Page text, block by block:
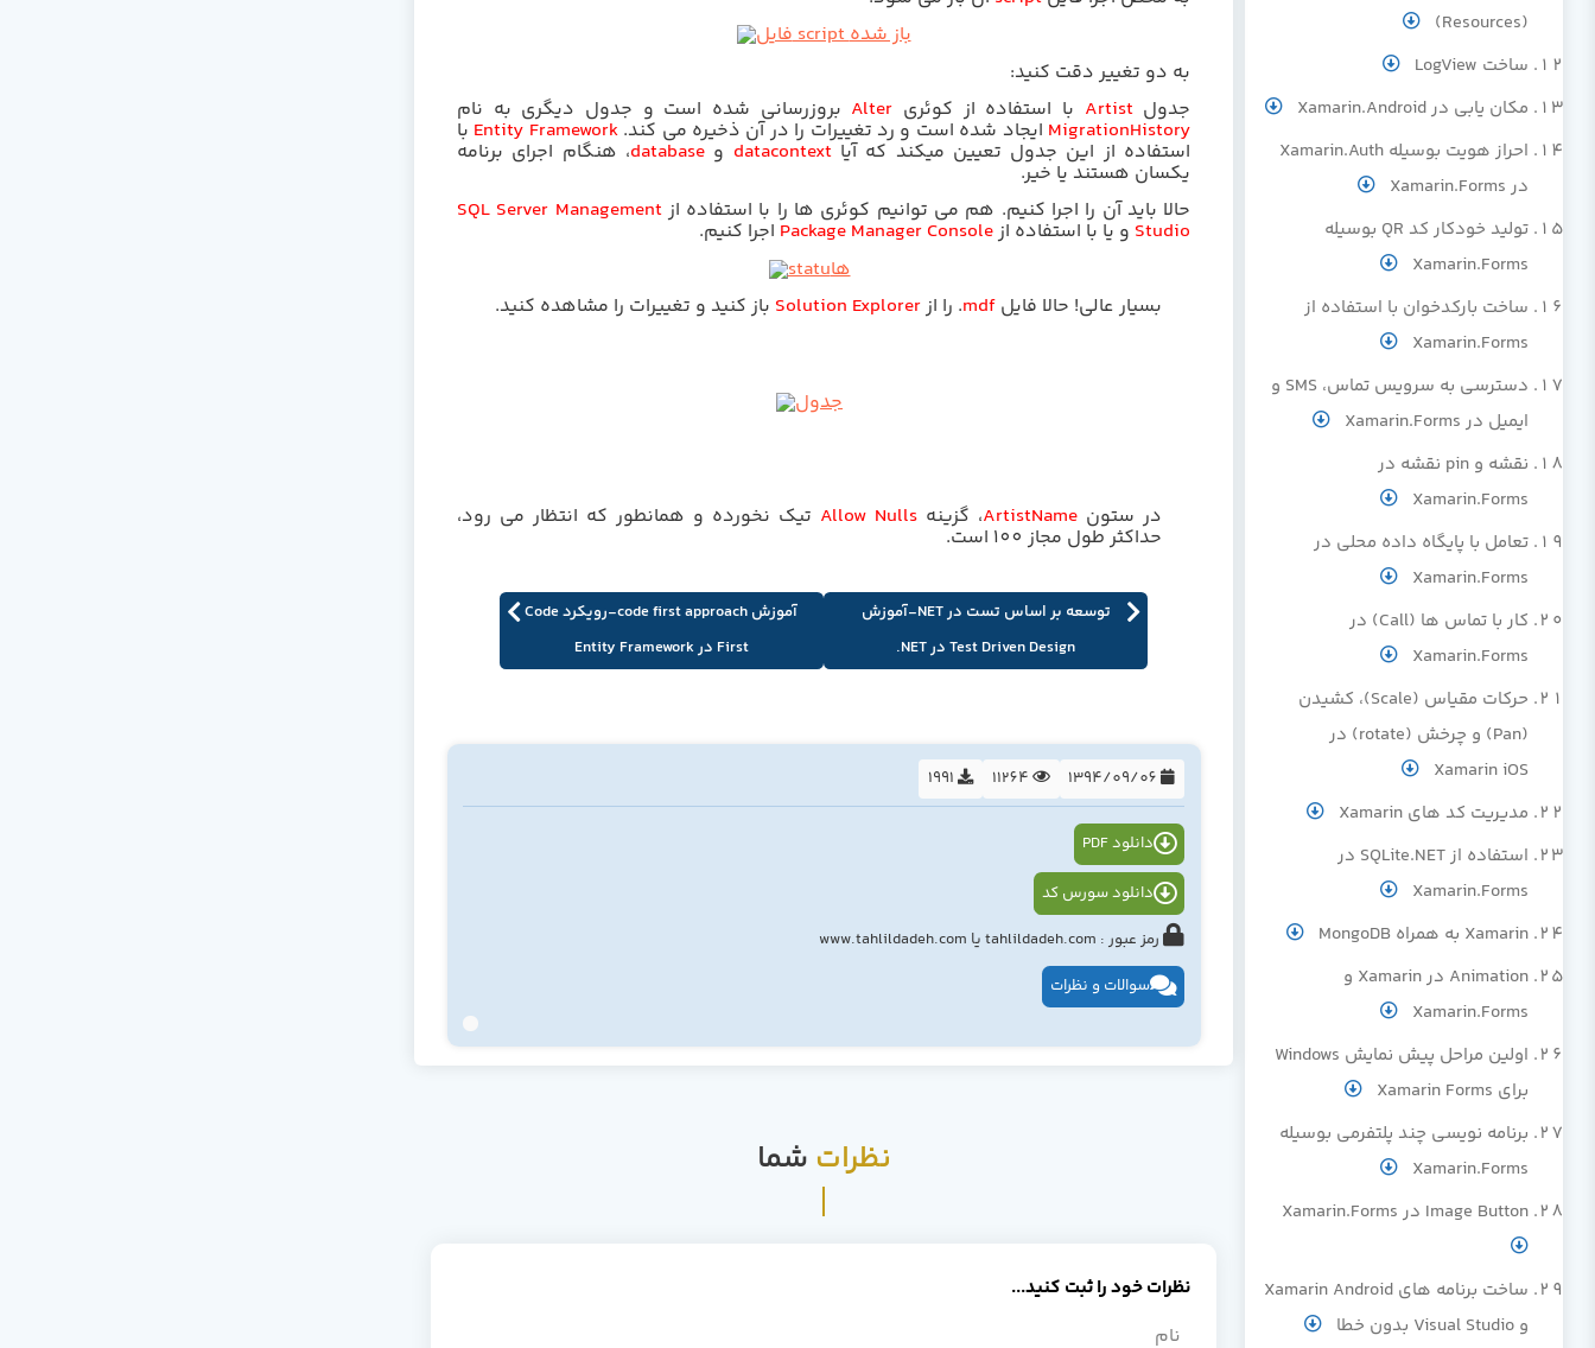
(Resources)
ساخت LogView
مکان یابی در Xamarin.Android
احراز هویت بوسیله Xamarin.Auth
در Xamarin.Forms
تولید خودکار کد QR بوسیله
Xamarin.Forms
ساخت بارکدخوان با استفاده از
Xamarin.Forms
دسترسی به سرویس تماس، SMS و
ایمیل در Xamarin.Forms
نقشه و pin نقشه در
Xamarin.Forms
تعامل با پایگاه داده محلی در
Xamarin.Forms
کار با تماس ها (Call) در
Xamarin.Forms
حرکات مقیاس (Scale)، کشیدن
(Pan) و چرخش (rotate) در
Xamarin iOS
مدیریت کد های Xamarin
استفاده از SQLite.NET در
Xamarin.Forms
Xamarin به همراه MongoDB
Animation در Xamarin و
Xamarin.Forms
اولین مراحل پیش نمایش Windows
برای Xamarin Forms
برنامه نویسی چند پلتفرمی بوسیله
Xamarin.Forms
Image Button در Xamarin.Forms
ساخت برنامه های Xamarin Android
و Visual Studio بدون خطا
به دو تغییر دقت کنید:
جدولArtist با استفاده از کوئری Alter بروزرسانی شده است و جدول دیگری به نام
MigrationHistory ایجاد شده است و رد تغییرات را در آن ذخیره می کند.Entity Framework با
استفاده از این جدول تعیین میکند که آیاdatacontext وdatabase، هنگام اجرای برنامه
یکسان هستند یا خیر.
حالا باید آن را اجرا کنیم. هم می توانیم کوئری ها را با استفاده ازSQL Server Management
Studio و یا با استفاده ازPackage Manager Console اجرا کنیم.
بسیار عالی! حالا فایل .mdf را ازSolution Explorer باز کنید و تغییرات را مشاهده کنید.
در ستون ArtistName، گزینه Allow Nulls تیک نخورده و همانطور که انتظار می رود،
حداکثر طول مجاز 100 است.
توسعه بر اساس تست در NET-آموزش
Test Driven Design در NET.
آموزش code first approach-رویکرد Code
First در Entity Framework
1394/09/06
دانلود PDF
دانلود سورس کد
رمز عبور : tahlildadeh.com یا www.tahlildadeh.com
سوالات و نظرات
نظرات شما
نظرات خود را ثبت کنید...
نام